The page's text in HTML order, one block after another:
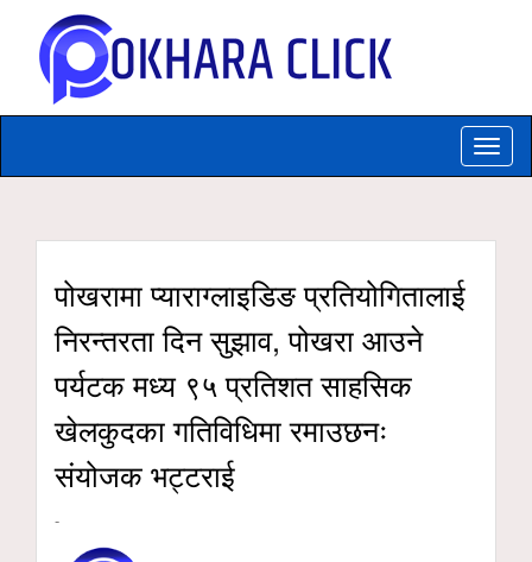
Toggle
पोखरामा प्याराग्लाइडिङ प्रतियोगितालाई
निरन्तरता दिन सुझाव, पोखरा आउने
पर्यटक मध्य ९५ प्रतिशत साहसिक
खेलकुदका गतिविधिमा रमाउछनः
संयोजक भट्टराई
-